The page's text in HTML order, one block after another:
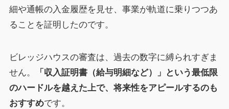
細や通帳の入金履歴を見せ、事業が軌道に乗りつつあ
ることを証明したのです。
ビレッジハウスの審査は、過去の数字に縛られすぎま
せん。
「収入証明書（給与明細など）」という最低限
のハードルを越えた上で、将来性をアピールするのも
おすすめです。